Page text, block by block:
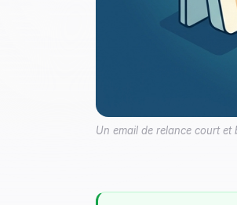
Un email de relance court